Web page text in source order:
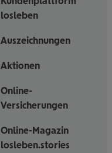
losleben
Auszeichnungen
Aktionen
Online-
Versicherungen
Online-Magazin
losleben.stories